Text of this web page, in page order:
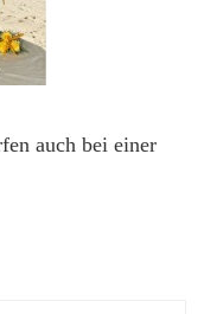
auch bei einer